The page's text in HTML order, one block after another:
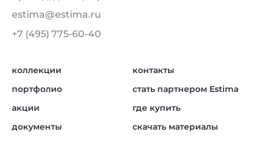
estima@estima.ru
+7 (495) 775-60-40
коллекции
портфолио
акции
документы
контакты
стать партнером Estima
где купить
скачать материалы